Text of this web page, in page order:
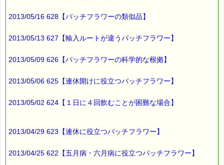
2013/05/16 628【バッチフラワーの類似品】
2013/05/13 627【輸入ルートが違うバッチフラワー】
2013/05/09 626【バッチフラワーの科学的な根拠】
2013/05/06 625【連休開けに役立つバッチフラワー】
2013/05/02 624【１日に４回飲むことが困難な場合】
2013/04/29 623【連休に役立つバッチフラワー】
2013/04/25 622【五月病・六月病に役立つバッチフラワー】